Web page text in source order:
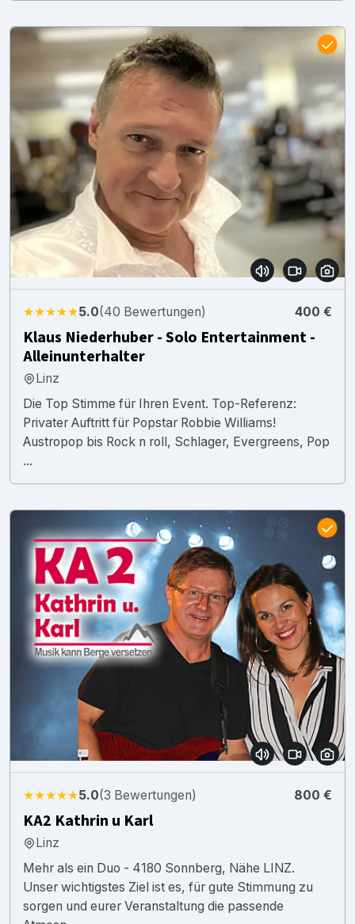
★★★★★5.0(40 Bewertungen) 400 €
Klaus Niederhuber - Solo Entertainment -
Alleinunterhalter
Linz
Die Top Stimme für Ihren Event. Top-Referenz:
Privater Auftritt für Popstar Robbie Williams!
Austropop bis Rock n roll, Schlager, Evergreens, Pop
...
★★★★★5.0(3 Bewertungen) 800 €
KA2 Kathrin u Karl
Linz
Mehr als ein Duo - 4180 Sonnberg, Nähe LINZ.
Unser wichtigstes Ziel ist es, für gute Stimmung zu
sorgen und eurer Veranstaltung die passende